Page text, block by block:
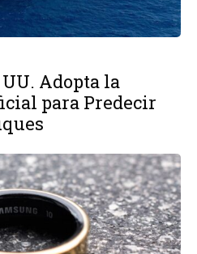
Adopta la
para Predecir